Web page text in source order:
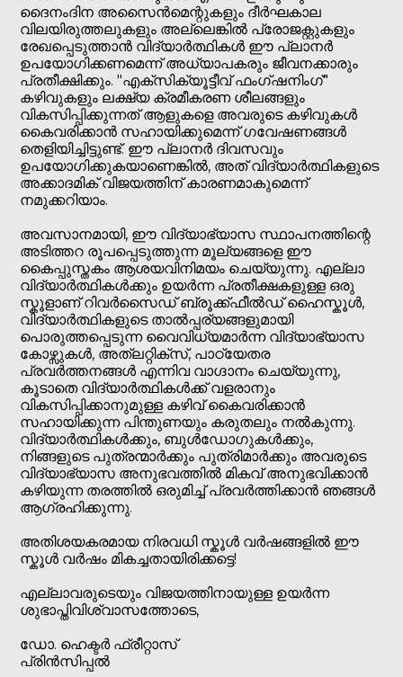
ദൈനംദിന അസൈൻമെന്റുകളും ദീർഘകാല
വിലയിരുത്തലുകളും അല്ലെങ്കിൽ പ്രോജക്റ്റുകളും
രേഖപ്പെടുത്താൻ വിദ്യാർത്ഥികൾ ഈ പ്ലാനർ
ഉപയോഗിക്കണമെന്ന് അധ്യാപകരും ജീവനക്കാരും
പ്രതീക്ഷിക്കും. "എക്സിക്യൂട്ടീവ് ഫംഗ്ഷനിംഗ്"
കഴിവുകളും ലക്ഷ്യ ക്രമീകരണ ശീലങ്ങളും
വികസിപ്പിക്കുന്നത് ആളുകളെ അവരുടെ കഴിവുകൾ
കൈവരിക്കാൻ സഹായിക്കുമെന്ന് ഗവേഷണങ്ങൾ
തെളിയിച്ചിട്ടുണ്ട്. ഈ പ്ലാനർ ദിവസവും
ഉപയോഗിക്കുകയാണെങ്കിൽ, അത് വിദ്യാർത്ഥികളുടെ
അക്കാദമിക് വിജയത്തിന് കാരണമാകുമെന്ന്
നമുക്കറിയാം.
അവസാനമായി, ഈ വിദ്യാഭ്യാസ സ്ഥാപനത്തിന്റെ
അടിത്തറ രൂപപ്പെടുത്തുന്ന മൂല്യങ്ങളെ ഈ
കൈപ്പുസ്തകം ആശയവിനിമയം ചെയ്യുന്നു. എല്ലാ
വിദ്യാർത്ഥികൾക്കും ഉയർന്ന പ്രതീക്ഷകളുള്ള ഒരു
സ്കൂളാണ് റിവർസൈഡ് ബ്രൂക്ക്ഫീൽഡ് ഹൈസ്കൂൾ,
വിദ്യാർത്ഥികളുടെ താൽപ്പര്യങ്ങളുമായി
പൊരുത്തപ്പെടുന്ന വൈവിധ്യമാർന്ന വിദ്യാഭ്യാസ
കോഴ്സുകൾ, അത്‌ലറ്റിക്സ്, പാഠ്യേതര
പ്രവർത്തനങ്ങൾ എന്നിവ വാഗ്ദാനം ചെയ്യുന്നു,
കൂടാതെ വിദ്യാർത്ഥികൾക്ക് വളരാനും
വികസിപ്പിക്കാനുമുള്ള കഴിവ് കൈവരിക്കാൻ
സഹായിക്കുന്ന പിന്തുണയും കരുതലും നൽകുന്നു.
വിദ്യാർത്ഥികൾക്കും, ബുൾഡോഗുകൾക്കും,
നിങ്ങളുടെ പുത്രന്മാർക്കും പുത്രിമാർക്കും അവരുടെ
വിദ്യാഭ്യാസ അനുഭവത്തിൽ മികവ് അനുഭവിക്കാൻ
കഴിയുന്ന തരത്തിൽ ഒരുമിച്ച് പ്രവർത്തിക്കാൻ ഞങ്ങൾ
ആഗ്രഹിക്കുന്നു.
അതിശയകരമായ നിരവധി സ്കൂൾ വർഷങ്ങളിൽ ഈ
സ്കൂൾ വർഷം മികച്ചതായിരിക്കട്ടെ!
എല്ലാവരുടെയും വിജയത്തിനായുള്ള ഉയർന്ന
ശുഭാപ്തിവിശ്വാസത്തോടെ,
ഡോ. ഹെക്ടർ ഫ്രീറ്റാസ്
പ്രിൻസിപ്പൽ